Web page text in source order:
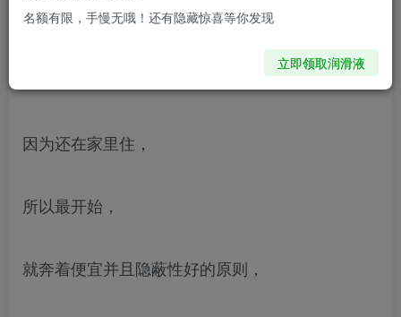
这是鄙人的入坑之作，
因为还在家里住，
所以最开始，
就奔着便宜并且隐蔽性好的原则，
名额有限，手慢无哦！还有隐藏惊喜等你发现
立即领取润滑液